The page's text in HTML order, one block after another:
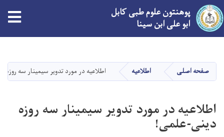
main
content
پوهنتون علوم طبی کابل
ابو علی ابن سینا
صفحه اصلی اطلاعیه اطلاعیه در مورد تدویر سيمينار سه
اطلاعیه در مورد تدویر سيمينار سه روزه
دينی-علمی!